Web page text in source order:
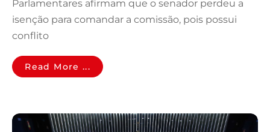
Parlamentares afirmam que o senador perdeu a
isenção para comandar a comissão, pois possui
conflito
Read More ...